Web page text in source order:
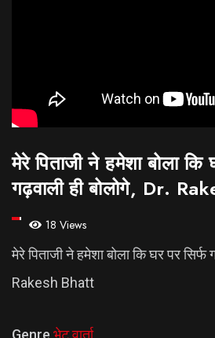
मेरे पिताजी ने हमेशा बोला कि
गढ़वाली ही बोलोगे, Dr.
18 Views
मेरे पिताजी ने हमेशा बोला कि घर पर सिर्फ
Rakesh Bhatt